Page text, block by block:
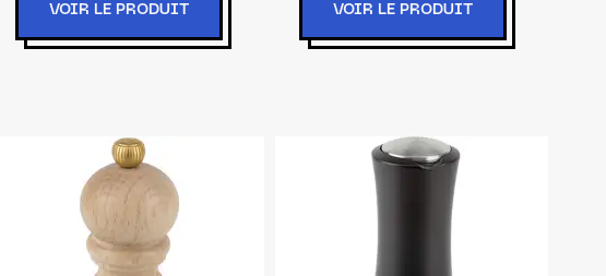
VOIR LE PRODUIT VOIR LE PRODUIT